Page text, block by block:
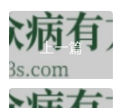
上一篇